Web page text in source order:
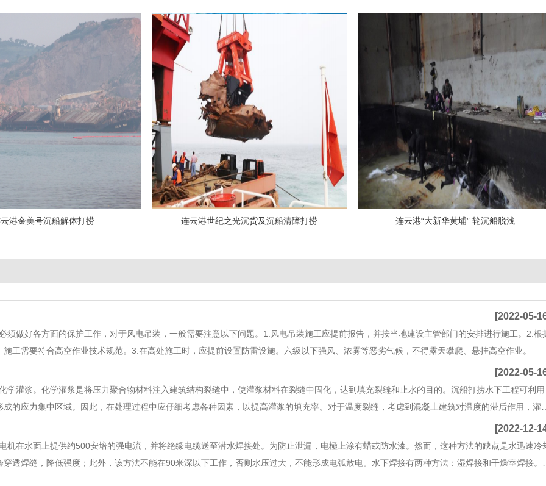
港金美号沉船解体打捞 连云港世纪之光沉货及沉船清障打捞 连云港“大新华黄埔” 轮沉船脱浅
[2022-05-
须做好各方面的保护工作，对于风电吊装，一般需要注意以下问题。1.风电吊装施工应提前报告，并按当地建设主管部门的安排进行施工。2.根
工需要符合高空作业技术规范。3.在高处施工时，应提前设置防雷设施。六级以下强风、浓雾等恶劣气候，不得露天攀爬、悬挂高空作业。
[2022-05-
灌浆。化学灌浆是将压力聚合物材料注入建筑结构裂缝中，使灌浆材料在裂缝中固化，达到填充裂缝和止水的目的。沉船打捞水下工程可利用
的应力集中区域。因此，在处理过程中应仔细考虑各种因素，以提高灌浆的填充率。对于温度裂缝，考虑到混凝土建筑对温度的滞后作用，灌
[2022-12-
机在水面上提供约500安培的强电流，并将绝缘电缆送至潜水焊接处。为防止泄漏，电極上涂有蜡或防水漆。然而，这种方法的缺点是水迅速冷
透焊缝，降低强度；此外，该方法不能在90米深以下工作，否则水压过大，不能形成电弧放电。水下焊接有两种方法：湿焊接和干燥室焊接。